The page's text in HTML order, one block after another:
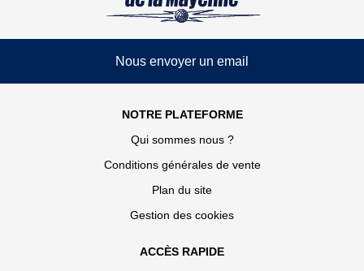
Nous envoyer un email
NOTRE PLATEFORME
Qui sommes nous ?
Conditions générales de vente
Plan du site
Gestion des cookies
ACCÈS RAPIDE